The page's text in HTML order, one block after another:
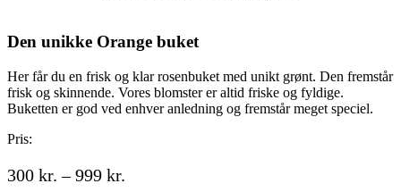
Den unikke Orange buket
Her får du en frisk og klar rosenbuket med unikt grønt. Den fremstår
frisk og skinnende. Vores blomster er altid friske og fyldige.
Buketten er god ved enhver anledning og fremstår meget speciel.
Pris:
300 kr. – 999 kr.